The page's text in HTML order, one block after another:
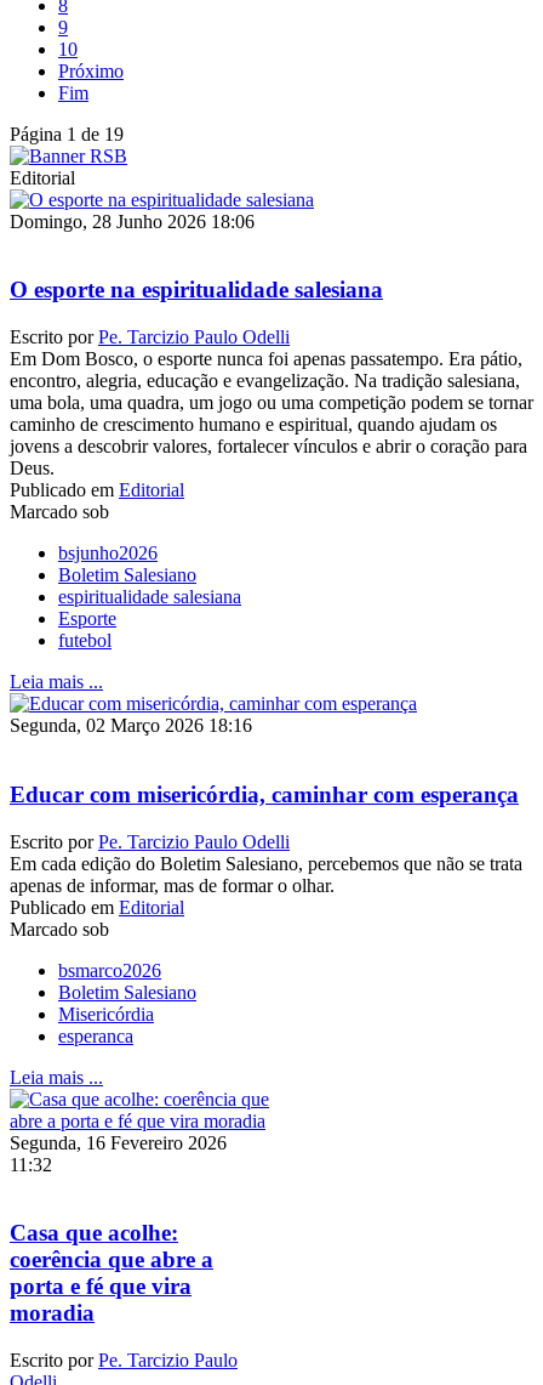
8
9
10
Próximo
Fim
Página 1 de 19
Editorial
Domingo, 28 Junho 2026 18:06
O esporte na espiritualidade salesiana
Escrito porPe. Tarcizio Paulo Odelli
Em Dom Bosco, o esporte nunca foi apenas passatempo. Era pátio,
encontro, alegria, educação e evangelização. Na tradição salesiana,
uma bola, uma quadra, um jogo ou uma competição podem se tornar
caminho de crescimento humano e espiritual, quando ajudam os
jovens a descobrir valores, fortalecer vínculos e abrir o coração para
Deus.
Publicado em Editorial
Marcado sob
bsjunho2026
Boletim Salesiano
espiritualidade salesiana
Esporte
futebol
Leia mais ...
Segunda, 02 Março 2026 18:16
Educar com misericórdia, caminhar com esperança
Escrito porPe. Tarcizio Paulo Odelli
Em cada edição do Boletim Salesiano, percebemos que não se trata
apenas de informar, mas de formar o olhar.
Publicado em Editorial
Marcado sob
bsmarco2026
Boletim Salesiano
Misericórdia
esperanca
Leia mais ...
Segunda, 16 Fevereiro 2026
11:32
Casa que acolhe:
coerência que abre a
porta e fé que vira
moradia
Escrito porPe. Tarcizio Paulo